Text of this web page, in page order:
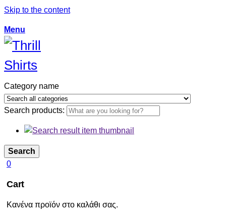
Skip to the content
Menu
Category name
Search products:
Search
0
Cart
Κανένα προϊόν στο καλάθι σας.